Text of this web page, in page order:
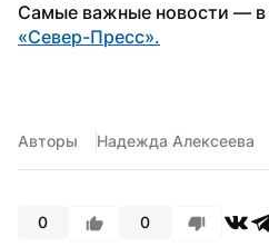
«Север-Пресс».
Авторы Надежда Алексеева
0 0